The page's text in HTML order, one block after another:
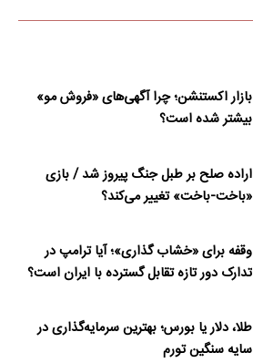
بازار اکستنشن؛ چرا آگهی‌های «فروش مو»
بیشتر شده است؟
اراده صلح بر طبل جنگ پیروز شد / بازی
«باخت-باخت» تغییر می‌کند؟
وقفه برای «خشاب گذاری»؛ آیا ترامپ در
تدارک دور تازه تقابل گسترده با ایران است؟
طلا، دلار یا بورس؛ بهترین سرمایه‌گذاری در
سایه سنگین تورم